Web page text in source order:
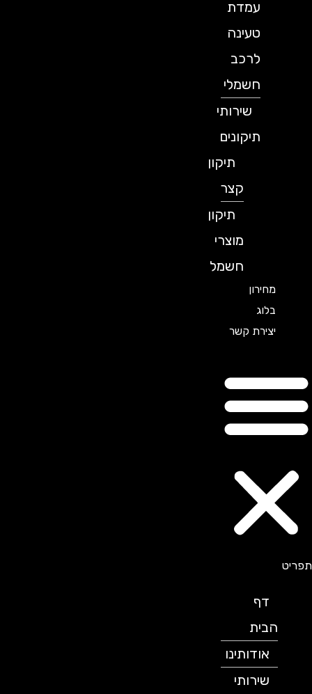
עמדת
טעינה
לרכב
חשמלי
שירותי
תיקונים
תיקון
תיקון
מוצרי
חשמל
מחירון
יצירת קשר
הבית
אודותינו
שירותי